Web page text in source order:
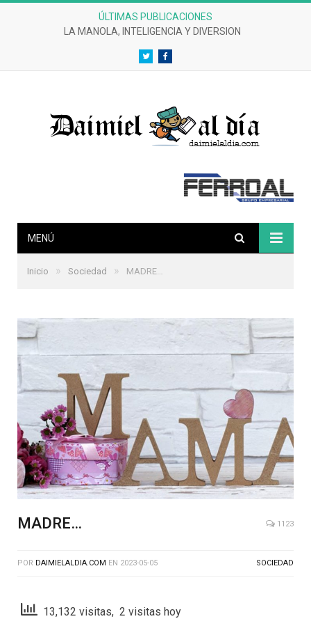
ÚLTIMAS PUBLICACIONES
CRÓNICAS DE UN DESASTRE EFERVESCENTE
TwitterFacebook
MENÚ
Inicio » Sociedad » MADRE…
MADRE… 1123
POR DAIMIELALDIA.COM EN 2023-05-05 SOCIEDAD
13,132 visitas, 2 visitas hoy